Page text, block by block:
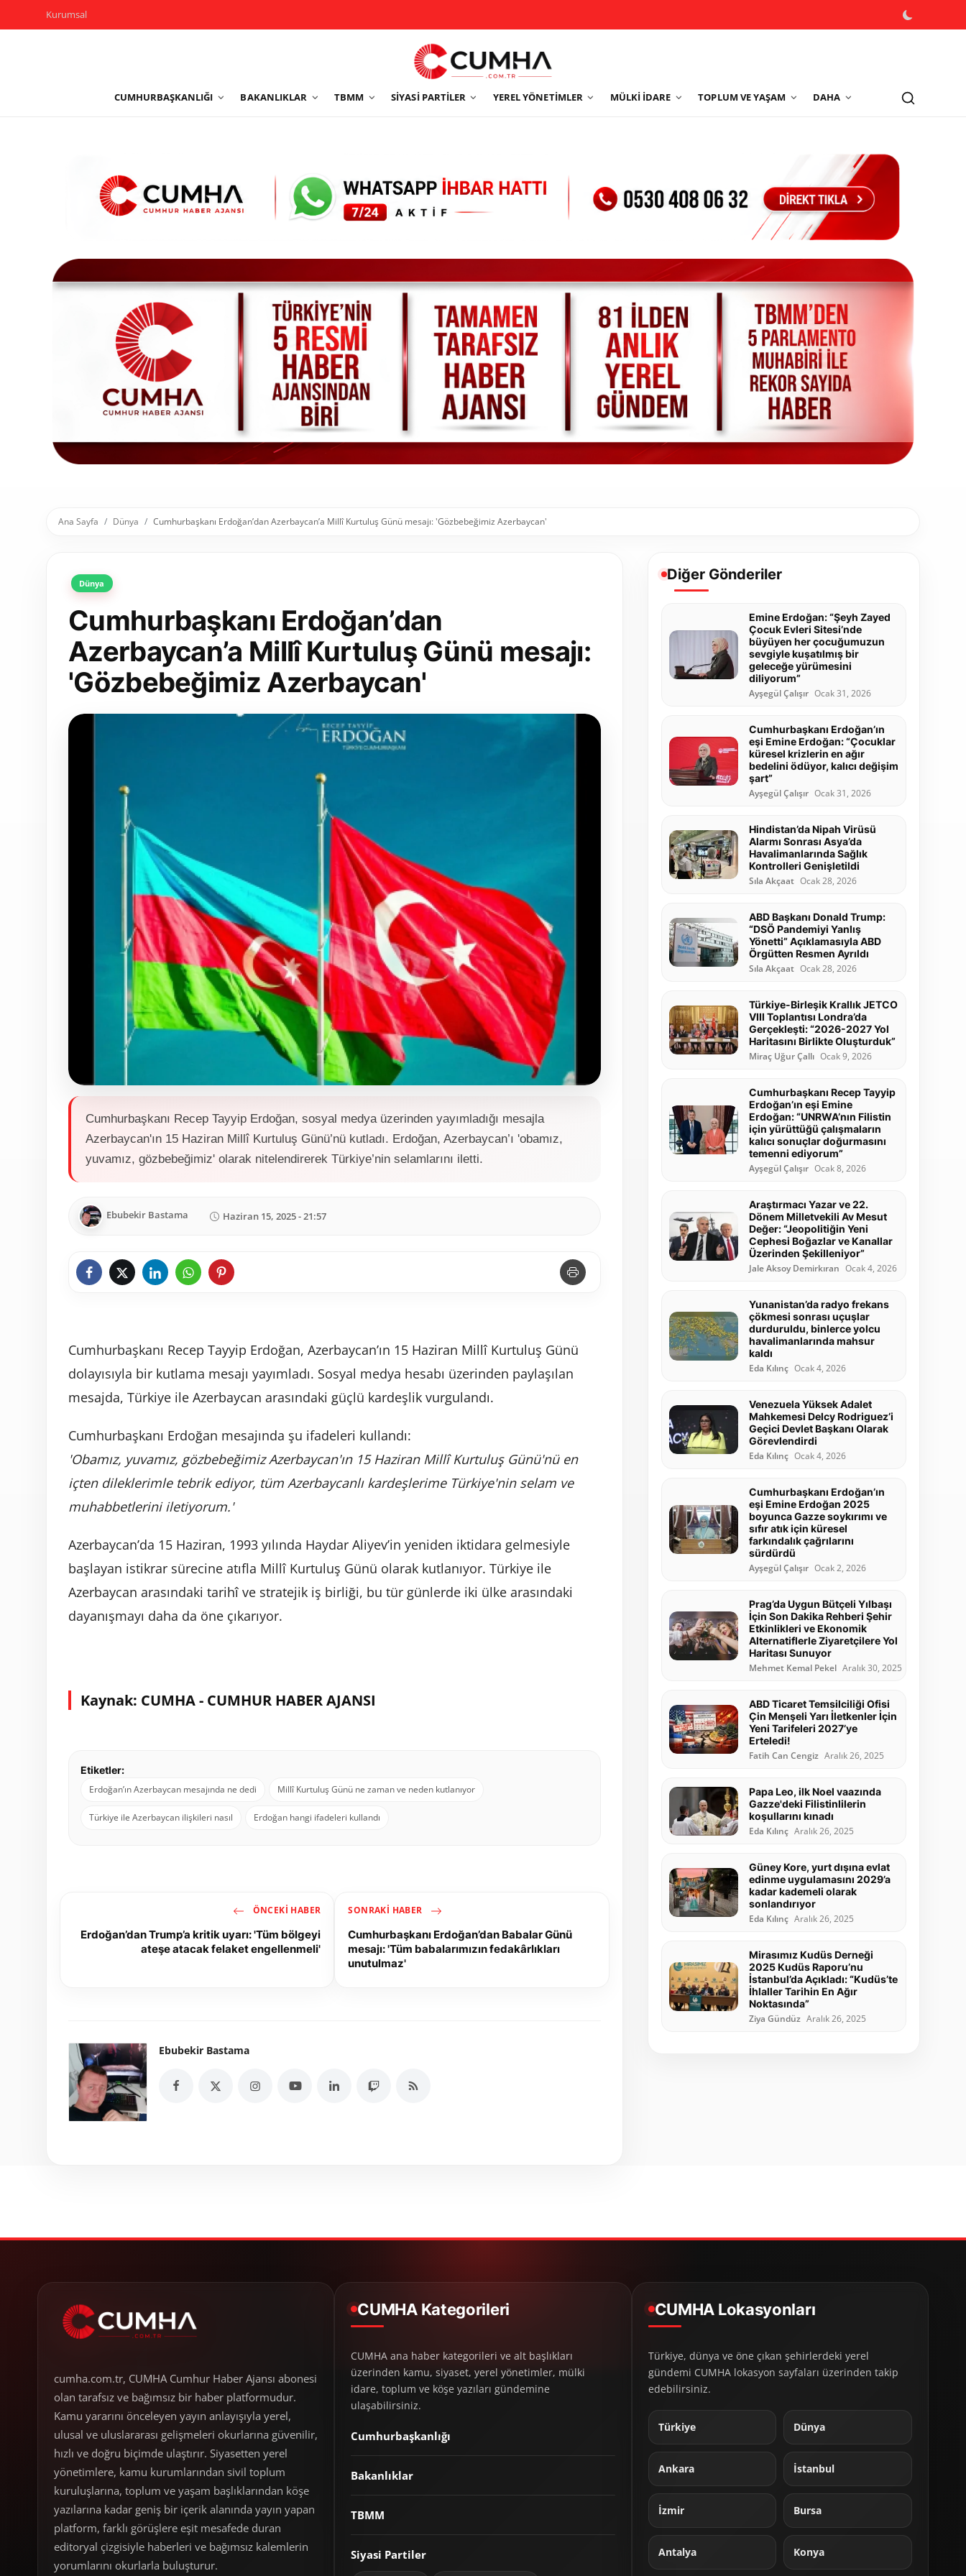
Kurumsal
CUMHURBAŞKANLIĞI BAKANLIKLAR TBMM SIYASI PARTILER YEREL YÖNETIMLER MÜLKI İDARE TOPLUM VE YAŞAM DAHA
Yerel Yönetimler
Sivil Toplum Kuruluşları
Kamu Kurumları ve Üst Kurullar
Resmi Reklamlar
Ana Sayfa Dünya Cumhurbaşkanı Erdoğan’dan Azerbaycan’a Millî Kurtuluş Günü mesajı: 'Gözbebeğimiz Azerbaycan'
Dünya
Cumhurbaşkanı Erdoğan’dan
Azerbaycan’a Millî Kurtuluş Günü mesajı:
'Gözbebeğimiz Azerbaycan'
Cumhurbaşkanı Recep Tayyip Erdoğan, sosyal medya üzerinden yayımladığı mesajla
Azerbaycan'ın 15 Haziran Millî Kurtuluş Günü’nü kutladı. Erdoğan, Azerbaycan’ı 'obamız,
yuvamız, gözbebeğimiz' olarak nitelendirerek Türkiye’nin selamlarını iletti.
Ebubekir Bastama Haziran 15, 2025 - 21:57
Cumhurbaşkanı Recep Tayyip Erdoğan, Azerbaycan’ın 15 Haziran Millî Kurtuluş Günü
dolayısıyla bir kutlama mesajı yayımladı. Sosyal medya hesabı üzerinden paylaşılan
mesajda, Türkiye ile Azerbaycan arasındaki güçlü kardeşlik vurgulandı.
Cumhurbaşkanı Erdoğan mesajında şu ifadeleri kullandı:
'Obamız, yuvamız, gözbebeğimiz Azerbaycan'ın 15 Haziran Millî Kurtuluş Günü'nü en
içten dileklerimle tebrik ediyor, tüm Azerbaycanlı kardeşlerime Türkiye'nin selam ve
muhabbetlerini iletiyorum.'
Azerbaycan’da 15 Haziran, 1993 yılında Haydar Aliyev’in yeniden iktidara gelmesiyle
başlayan istikrar sürecine atıfla Millî Kurtuluş Günü olarak kutlanıyor. Türkiye ile
Azerbaycan arasındaki tarihî ve stratejik iş birliği, bu tür günlerde iki ülke arasındaki
dayanışmayı daha da öne çıkarıyor.
Kaynak: CUMHA - CUMHUR HABER AJANSI
Etiketler:
Erdoğan’ın Azerbaycan mesajında ne dedi
Millî Kurtuluş Günü ne zaman ve neden kutlanıyor
Türkiye ile Azerbaycan ilişkileri nasıl Erdoğan hangi ifadeleri kullandı
ÖNCEKI HABER
Erdoğan’dan Trump’a kritik uyarı: 'Tüm bölgeyi
ateşe atacak felaket engellenmeli'
SONRAKI HABER
Cumhurbaşkanı Erdoğan’dan Babalar Günü
mesajı: 'Tüm babalarımızın fedakârlıkları
unutulmaz'
Ebubekir Bastama
Diğer Gönderiler
Emine Erdoğan: “Şeyh Zayed
Çocuk Evleri Sitesi’nde
büyüyen her çocuğumuzun
sevgiyle kuşatılmış bir
geleceğe yürümesini
diliyorum”
Ayşegül Çalışır Ocak 31, 2026
Cumhurbaşkanı Erdoğan’ın
eşi Emine Erdoğan: “Çocuklar
küresel krizlerin en ağır
bedelini ödüyor, kalıcı değişim
şart”
Ayşegül Çalışır Ocak 31, 2026
Hindistan’da Nipah Virüsü
Alarmı Sonrası Asya’da
Havalimanlarında Sağlık
Kontrolleri Genişletildi
Sıla Akçaat Ocak 28, 2026
ABD Başkanı Donald Trump:
“DSÖ Pandemiyi Yanlış
Yönetti” Açıklamasıyla ABD
Örgütten Resmen Ayrıldı
Sıla Akçaat Ocak 28, 2026
Türkiye-Birleşik Krallık JETCO
VIII Toplantısı Londra’da
Gerçekleşti: “2026-2027 Yol
Haritasını Birlikte Oluşturduk”
Miraç Uğur Çallı Ocak 9, 2026
Cumhurbaşkanı Recep Tayyip
Erdoğan’ın eşi Emine
Erdoğan: “UNRWA’nın Filistin
için yürüttüğü çalışmaların
kalıcı sonuçlar doğurmasını
temenni ediyorum”
Ayşegül Çalışır Ocak 8, 2026
Araştırmacı Yazar ve 22.
Dönem Milletvekili Av Mesut
Değer: “Jeopolitiğin Yeni
Cephesi Boğazlar ve Kanallar
Üzerinden Şekilleniyor”
Jale Aksoy Demirkıran Ocak 4, 2026
Yunanistan’da radyo frekans
çökmesi sonrası uçuşlar
durduruldu, binlerce yolcu
havalimanlarında mahsur
kaldı
Eda Kılınç Ocak 4, 2026
Venezuela Yüksek Adalet
Mahkemesi Delcy Rodriguez’i
Geçici Devlet Başkanı Olarak
Görevlendirdi
Eda Kılınç Ocak 4, 2026
Cumhurbaşkanı Erdoğan’ın
eşi Emine Erdoğan 2025
boyunca Gazze soykırımı ve
sıfır atık için küresel
farkındalık çağrılarını
sürdürdü
Ayşegül Çalışır Ocak 2, 2026
Prag’da Uygun Bütçeli Yılbaşı
İçin Son Dakika Rehberi Şehir
Etkinlikleri ve Ekonomik
Alternatiflerle Ziyaretçilere Yol
Haritası Sunuyor
Mehmet Kemal Pekel Aralık 30, 2025
ABD Ticaret Temsilciliği Ofisi
Çin Menşeli Yarı İletkenler İçin
Yeni Tarifeleri 2027’ye
Erteledi!
Fatih Can Cengiz Aralık 26, 2025
Papa Leo, ilk Noel vaazında
Gazze'deki Filistinlilerin
koşullarını kınadı
Eda Kılınç Aralık 26, 2025
Güney Kore, yurt dışına evlat
edinme uygulamasını 2029’a
kadar kademeli olarak
sonlandırıyor
Eda Kılınç Aralık 26, 2025
Mirasımız Kudüs Derneği
2025 Kudüs Raporu’nu
İstanbul’da Açıkladı: “Kudüs’te
İhlaller Tarihin En Ağır
Noktasında”
Ziya Gündüz Aralık 26, 2025
cumha.com.tr, CUMHA Cumhur Haber Ajansı abonesi
olan tarafsız ve bağımsız bir haber platformudur.
Kamu yararını önceleyen yayın anlayışıyla yerel,
ulusal ve uluslararası gelişmeleri okurlarına güvenilir,
hızlı ve doğru biçimde ulaştırır. Siyasetten yerel
yönetimlere, kamu kurumlarından sivil toplum
kuruluşlarına, toplum ve yaşam başlıklarından köşe
yazılarına kadar geniş bir içerik alanında yayın yapan
platform, farklı görüşlere eşit mesafede duran
editoryal çizgisiyle haberleri ve bağımsız kalemlerin
yorumlarını okurlarla buluşturur.
CUMHA Kategorileri
CUMHA ana haber kategorileri ve alt başlıkları
üzerinden kamu, siyaset, yerel yönetimler, mülki
idare, toplum ve köşe yazıları gündemine
ulaşabilirsiniz.
Cumhurbaşkanlığı
Bakanlıklar
TBMM
Siyasi Partiler
CUMHA Lokasyonları
Türkiye, dünya ve öne çıkan şehirlerdeki yerel
gündemi CUMHA lokasyon sayfaları üzerinden takip
edebilirsiniz.
Türkiye Dünya
Ankara İstanbul
İzmir Bursa
Antalya Konya